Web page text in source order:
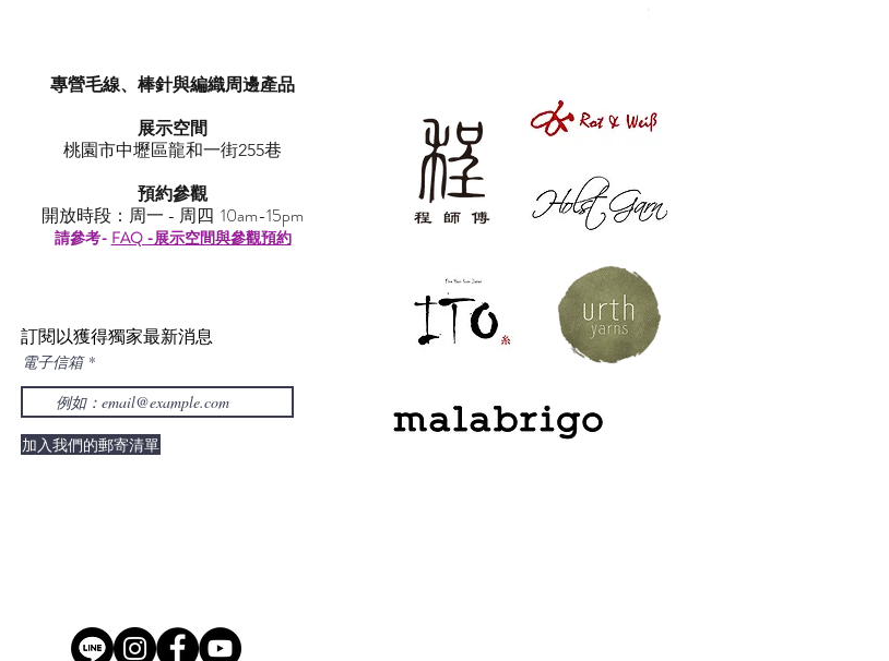
價格
$1,050.00
專營毛線、棒針與編織周邊產品
展示空間
​桃園市中壢區龍和一街255巷
預約參觀
開放時段：周一 - 周四 10am-15pm
請參考- FAQ -展示空間與參觀預約
訂閱以獲得獨家最新消息
電子信箱
加入我們的郵寄清單